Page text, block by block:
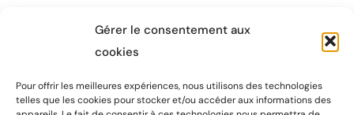
Gérer le consentement aux
cookies
Pour offrir les meilleures expériences, nous utilisons des technologies
telles que les cookies pour stocker et/ou accéder aux informations des
Chapiteau Théâtre compagnie